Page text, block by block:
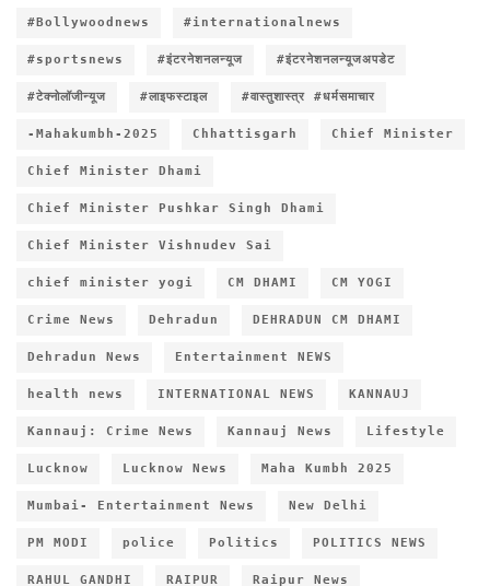
#Bollywoodnews #internationalnews
#sportsnews #इंटरनेशनलन्यूज #इंटरनेशनलन्यूजअपडेट
#टेक्नोलॉजीन्यूज #लाइफस्टाइल #वास्तुशास्त्र #धर्मसमाचार
-Mahakumbh-2025 Chhattisgarh Chief Minister
Chief Minister Dhami
Chief Minister Pushkar Singh Dhami
Chief Minister Vishnudev Sai
chief minister yogi CM DHAMI CM YOGI
Crime News Dehradun DEHRADUN CM DHAMI
Dehradun News Entertainment NEWS
health news INTERNATIONAL NEWS KANNAUJ
Kannauj: Crime News Kannauj News Lifestyle
Lucknow Lucknow News Maha Kumbh 2025
Mumbai- Entertainment News New Delhi
PM MODI police Politics POLITICS NEWS
RAHUL GANDHI RAIPUR Raipur News